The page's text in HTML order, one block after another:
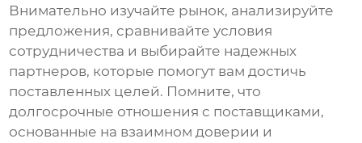
Внимательно изучайте рынок, анализируйте
предложения, сравнивайте условия
сотрудничества и выбирайте надежных
партнеров, которые помогут вам достичь
поставленных целей. Помните, что
долгосрочные отношения с поставщиками,
основанные на взаимном доверии и